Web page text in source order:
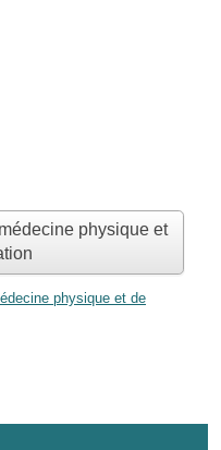
physique et
physique et de